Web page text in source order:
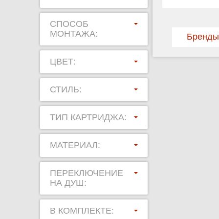
СПОСОБ
МОНТАЖА:
ЦВЕТ:
СТИЛЬ:
ТИП КАРТРИДЖА:
МАТЕРИАЛ:
ПЕРЕКЛЮЧЕНИЕ
НА ДУШ:
В КОМПЛЕКТЕ:
Бренды